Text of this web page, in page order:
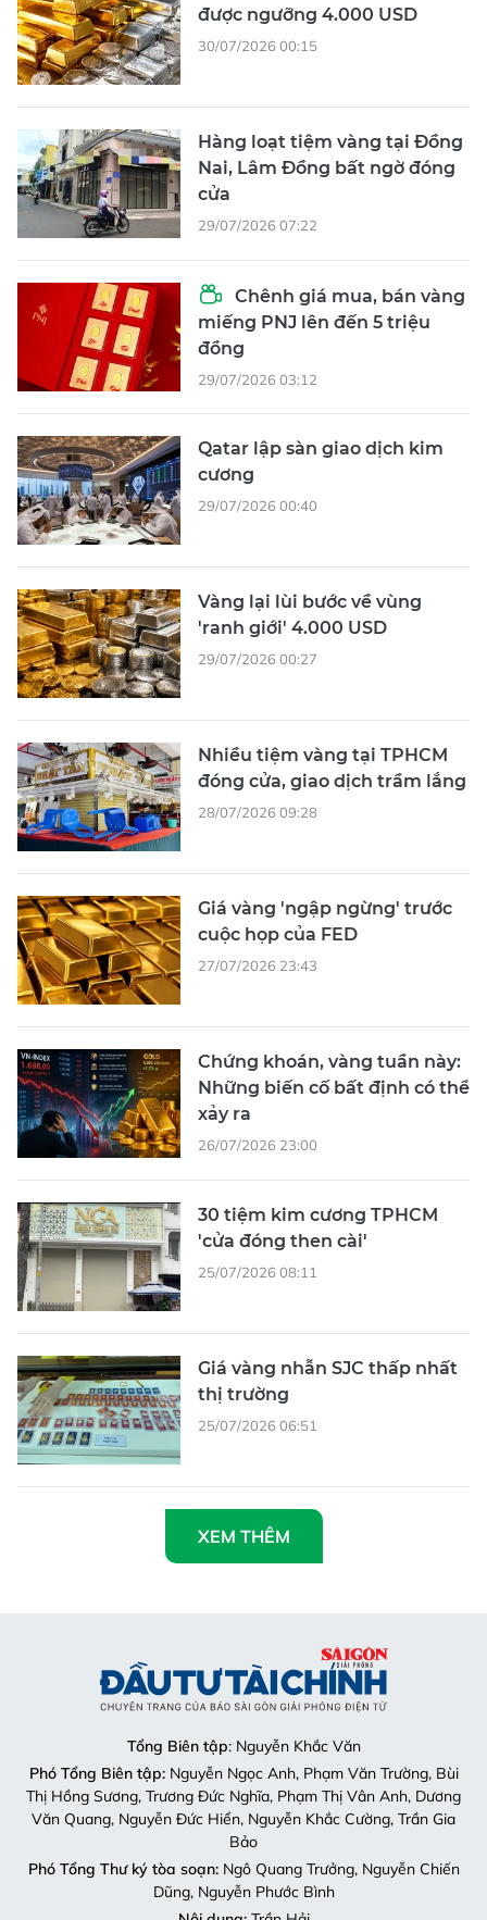
được ngưỡng 4.000 USD
30/07/2026 00:15
Hàng loạt tiệm vàng tại Đồng
Nai, Lâm Đồng bất ngờ đóng
cửa
29/07/2026 07:22
Chênh giá mua, bán vàng
miếng PNJ lên đến 5 triệu
đồng
29/07/2026 03:12
Qatar lập sàn giao dịch kim
cương
29/07/2026 00:40
Vàng lại lùi bước về vùng
'ranh giới' 4.000 USD
29/07/2026 00:27
Nhiều tiệm vàng tại TPHCM
đóng cửa, giao dịch trầm lắng
28/07/2026 09:28
Giá vàng 'ngập ngừng' trước
cuộc họp của FED
27/07/2026 23:43
Chứng khoán, vàng tuần này:
Những biến cố bất định có thể
xảy ra
26/07/2026 23:00
30 tiệm kim cương TPHCM
'cửa đóng then cài'
25/07/2026 08:11
Giá vàng nhẫn SJC thấp nhất
thị trường
25/07/2026 06:51
XEM THÊM
Tổng Biên tập: Nguyễn Khắc Văn
Phó Tổng Biên tập:Nguyễn Ngọc Anh, Phạm Văn Trường, Bùi
Thị Hồng Sương, Trương Đức Nghĩa, Phạm Thị Vân Anh, Dương
Văn Quang, Nguyễn Đức Hiển, Nguyễn Khắc Cường, Trần Gia
Bảo
Phó Tổng Thư ký tòa soạn:Ngô Quang Trưởng, Nguyễn Chiến
Dũng, Nguyễn Phước Bình